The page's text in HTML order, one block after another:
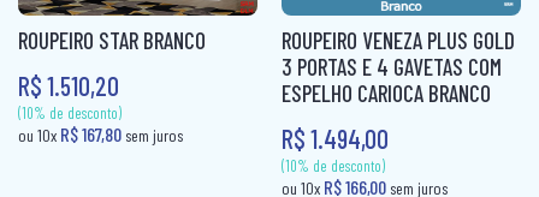
ROUPEIRO STAR BRANCO
R$ 1.510,20
ROUPEIRO VENEZA PLUS GOLD
3 PORTAS E 4 GAVETAS COM
ESPELHO CARIOCA BRANCO
R$ 1.494,00